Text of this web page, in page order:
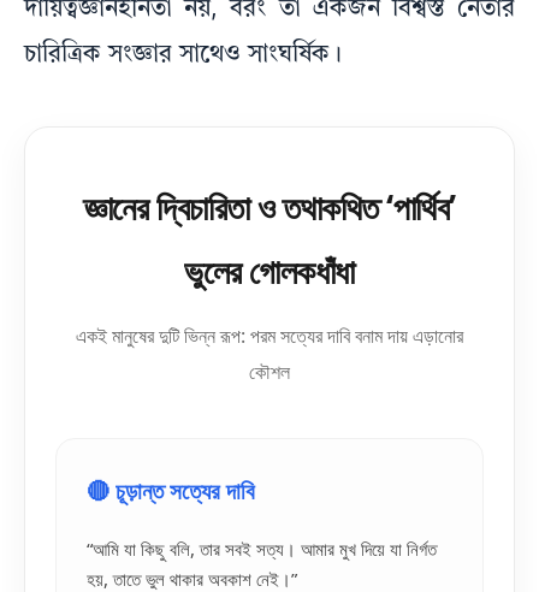
দায়িত্বজ্ঞানহীনতা নয়, বরং তা একজন বিশ্বস্ত নেতার
চারিত্রিক সংজ্ঞার সাথেও সাংঘর্ষিক।
জ্ঞানের দ্বিচারিতা ও তথাকথিত ‘পার্থিব’
ভুলের গোলকধাঁধা
একই মানুষের দুটি ভিন্ন রূপ: পরম সত্যের দাবি বনাম দায় এড়ানোর
কৌশল
🔴 চূড়ান্ত সত্যের দাবি
“আমি যা কিছু বলি, তার সবই সত্য। আমার মুখ দিয়ে যা নির্গত
হয়, তাতে ভুল থাকার অবকাশ নেই।”